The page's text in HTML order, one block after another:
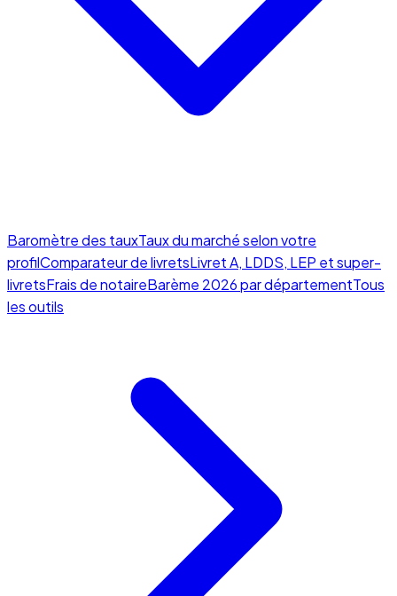
Baromètre des tauxTaux du marché selon votre
profilComparateur de livretsLivret A, LDDS, LEP et super-
livretsFrais de notaireBarème 2026 par départementTous
les outils